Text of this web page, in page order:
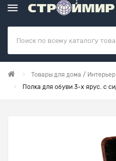
Товары для дома / Интерьер
Полка для обуви 3-х ярус. с